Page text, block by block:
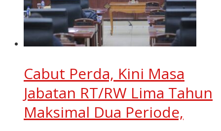
Cabut Perda, Kini Masa
Jabatan RT/RW Lima Tahun
Maksimal Dua Periode,